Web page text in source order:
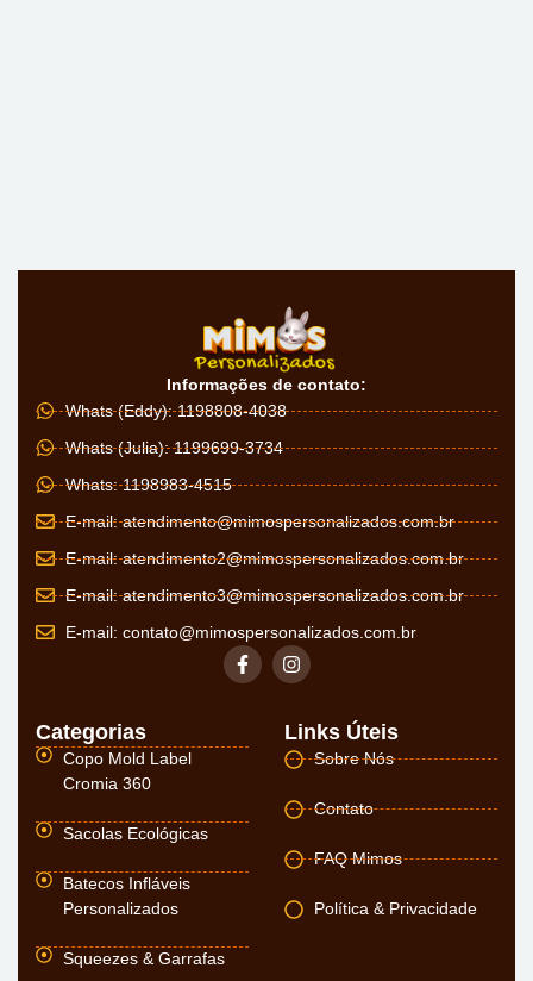
Informações de contato:
Whats (Eddy): 1198808-4038
Whats (Julia): 1199699-3734
Whats: 1198983-4515
E-mail:atendimento@mimospersonalizados.com.br
E-mail:atendimento2@mimospersonalizados.com.br
E-mail:atendimento3@mimospersonalizados.com.br
E-mail: contato@mimospersonalizados.com.br
Categorias
Copo Mold Label
Cromia 360
Sacolas Ecológicas
Batecos Infláveis
Personalizados
Squeezes & Garrafas
Links Úteis
Sobre Nós
Contato
FAQ Mimos
Política & Privacidade